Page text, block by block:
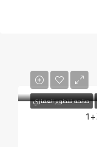
صالحة للتطوير العقاري